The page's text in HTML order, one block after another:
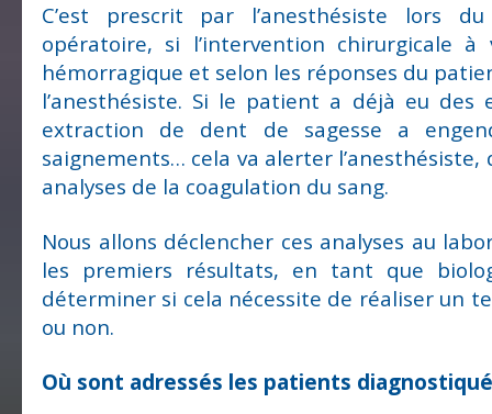
C’est prescrit par l’anesthésiste lors
opératoire, si l’intervention chirurgicale
hémorragique et selon les réponses du
l’anesthésiste. Si le patient a déjà eu des
extraction de dent de sagesse a
saignements… cela va alerter l’anesthésiste,
analyses de la coagulation du sang.
Nous allons déclencher ces analyses au
les premiers résultats, en tant que
déterminer si cela nécessite de réaliser un
ou non.
Où sont adressés les patients